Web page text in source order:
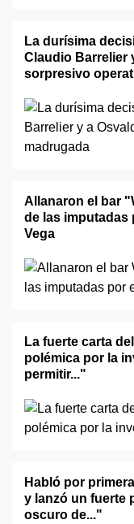
La durísima
Claudio Barrelier
sorpresivo
Allanaron el bar
de las imputadas
Vega
La fuerte carta
polémica por la
permitir..."
Habló por
y lanzó un fuerte
oscuro de..."